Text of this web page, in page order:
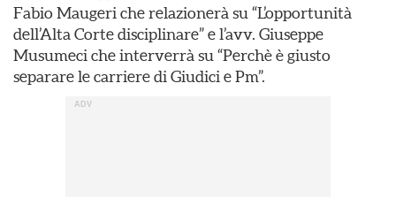
Fabio Maugeri che relazionerà su “L’opportunità
dell’Alta Corte disciplinare” e l’avv. Giuseppe
Musumeci che interverrà su “Perchè è giusto
separare le carriere di Giudici e Pm”.